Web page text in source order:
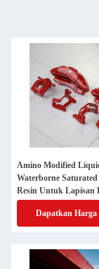
Amino Modified
Waterborne Saturated
Resin Untuk Lapisan
Suhu Tinggi
Dapatkan Harga